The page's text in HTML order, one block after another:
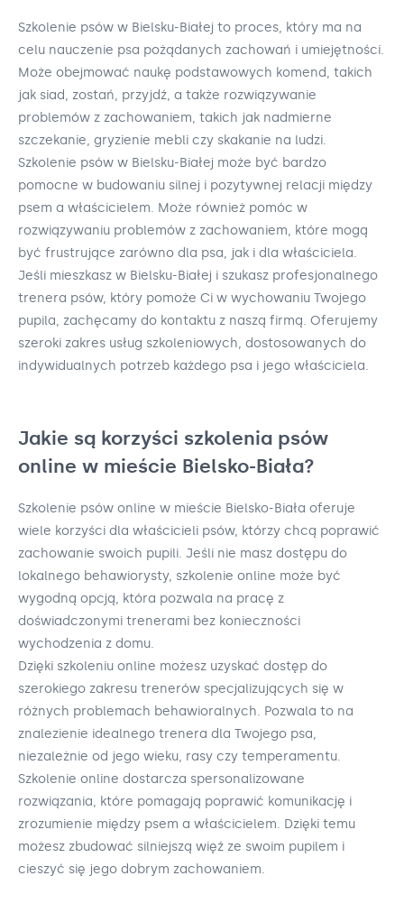
Szkolenie psów w Bielsku-Białej to proces, który ma na
celu nauczenie psa pożądanych zachowań i umiejętności.
Może obejmować naukę podstawowych komend, takich
jak siad, zostań, przyjdź, a także rozwiązywanie
problemów z zachowaniem, takich jak nadmierne
szczekanie, gryzienie mebli czy skakanie na ludzi.
Szkolenie psów w Bielsku-Białej może być bardzo
pomocne w budowaniu silnej i pozytywnej relacji między
psem a właścicielem. Może również pomóc w
rozwiązywaniu problemów z zachowaniem, które mogą
być frustrujące zarówno dla psa, jak i dla właściciela.
Jeśli mieszkasz w Bielsku-Białej i szukasz profesjonalnego
trenera psów, który pomoże Ci w wychowaniu Twojego
pupila, zachęcamy do kontaktu z naszą firmą. Oferujemy
szeroki zakres usług szkoleniowych, dostosowanych do
indywidualnych potrzeb każdego psa i jego właściciela.
Jakie są korzyści szkolenia psów
online w mieście Bielsko-Biała?
Szkolenie psów online w mieście Bielsko-Biała oferuje
wiele korzyści dla właścicieli psów, którzy chcą poprawić
zachowanie swoich pupili. Jeśli nie masz dostępu do
lokalnego behawiorysty, szkolenie online może być
wygodną opcją, która pozwala na pracę z
doświadczonymi trenerami bez konieczności
wychodzenia z domu.
Dzięki szkoleniu online możesz uzyskać dostęp do
szerokiego zakresu trenerów specjalizujących się w
różnych problemach behawioralnych. Pozwala to na
znalezienie idealnego trenera dla Twojego psa,
niezależnie od jego wieku, rasy czy temperamentu.
Szkolenie online dostarcza spersonalizowane
rozwiązania, które pomagają poprawić komunikację i
zrozumienie między psem a właścicielem. Dzięki temu
możesz zbudować silniejszą więź ze swoim pupilem i
cieszyć się jego dobrym zachowaniem.